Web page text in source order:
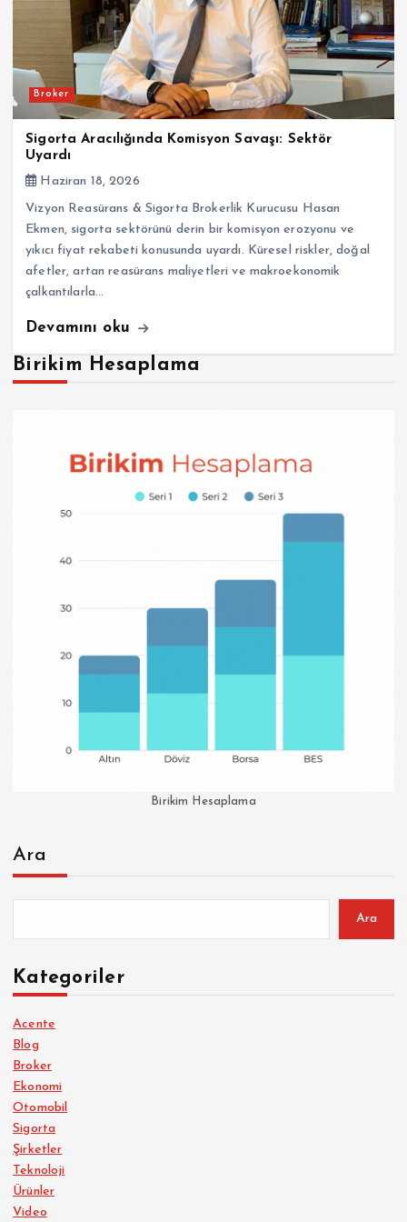
Broker
Sigorta Aracılığında Komisyon Savaşı: Sektör
Uyardı
Haziran 18, 2026
Vizyon Reasürans & Sigorta Brokerlik Kurucusu Hasan
Ekmen, sigorta sektörünü derin bir komisyon erozyonu ve
yıkıcı fiyat rekabeti konusunda uyardı. Küresel riskler, doğal
afetler, artan reasürans maliyetleri ve makroekonomik
çalkantılarla…
Devamını oku
Birikim Hesaplama
Birikim Hesaplama
Ara
Ara
Kategoriler
Acente
Blog
Broker
Ekonomi
Otomobil
Sigorta
Şirketler
Teknoloji
Ürünler
Video